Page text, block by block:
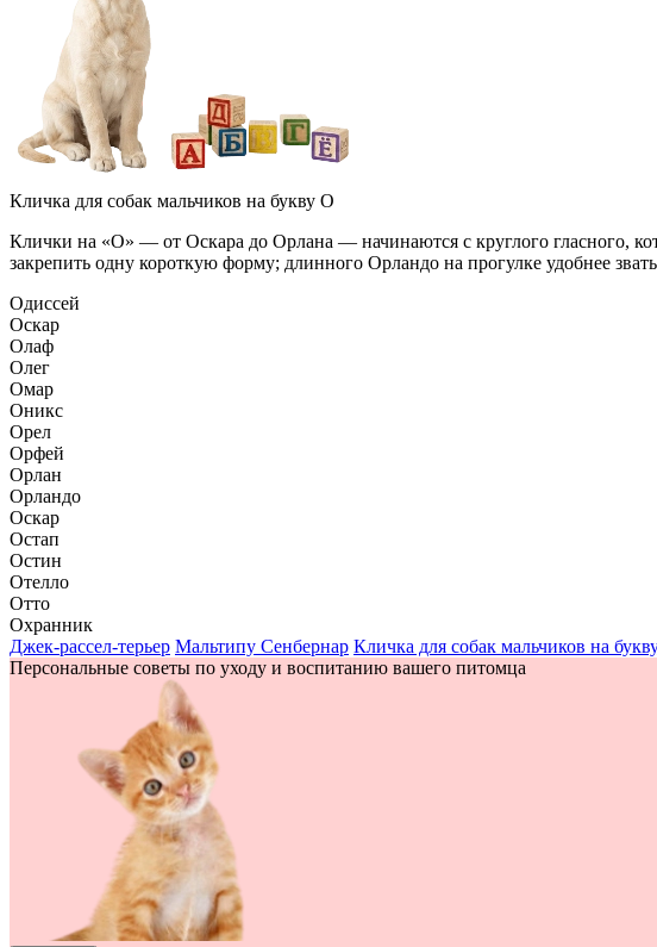
Кличка для собак мальчиков на букву О
Клички на «О» — от Оскара до Орлана — начинаются с круглого гласного,
закрепить одну короткую форму; длинного Орландо на прогулке удобнее
Одиссей
Оскар
Олаф
Олег
Омар
Оникс
Орел
Орфей
Орлан
Орландо
Оскар
Остап
Остин
Отелло
Отто
Охранник
Джек-рассел-терьер Мальтипу Сенбернар Кличка для собак мальчиков на
Персональные советы по уходу и воспитанию вашего питомца